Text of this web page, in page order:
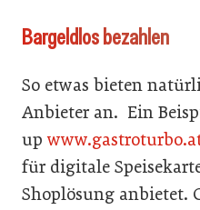
Bargeldlos bezahlen
So etwas bieten
Anbieter an. Ein
up
für digitale
Shoplösung anbietet.